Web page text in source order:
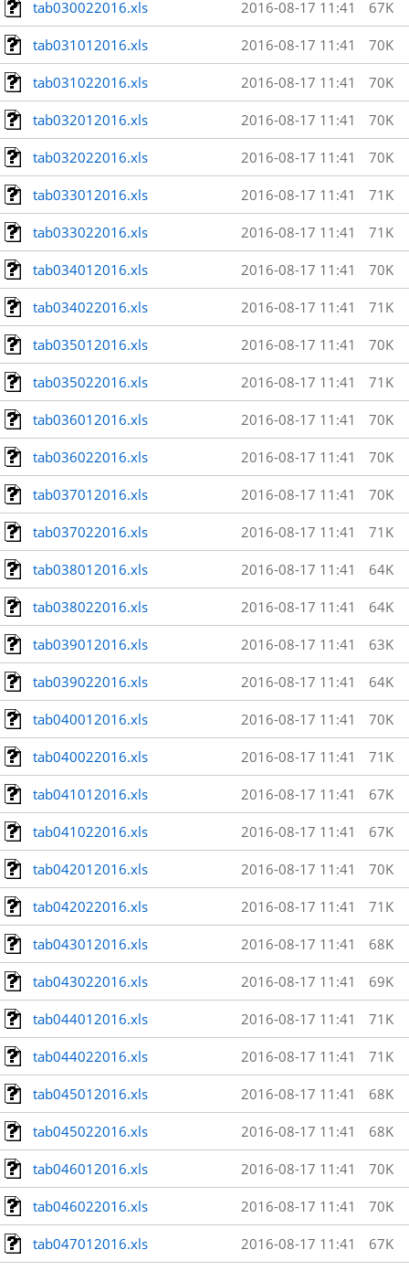
tab030022016.xls 2016-08-17 11:41 67K
tab031012016.xls 2016-08-17 11:41 70K
tab031022016.xls 2016-08-17 11:41 70K
tab032012016.xls 2016-08-17 11:41 70K
tab032022016.xls 2016-08-17 11:41 70K
tab033012016.xls 2016-08-17 11:41 71K
tab033022016.xls 2016-08-17 11:41 71K
tab034012016.xls 2016-08-17 11:41 70K
tab034022016.xls 2016-08-17 11:41 71K
tab035012016.xls 2016-08-17 11:41 70K
tab035022016.xls 2016-08-17 11:41 71K
tab036012016.xls 2016-08-17 11:41 70K
tab036022016.xls 2016-08-17 11:41 70K
tab037012016.xls 2016-08-17 11:41 70K
tab037022016.xls 2016-08-17 11:41 71K
tab038012016.xls 2016-08-17 11:41 64K
tab038022016.xls 2016-08-17 11:41 64K
tab039012016.xls 2016-08-17 11:41 63K
tab039022016.xls 2016-08-17 11:41 64K
tab040012016.xls 2016-08-17 11:41 70K
tab040022016.xls 2016-08-17 11:41 71K
tab041012016.xls 2016-08-17 11:41 67K
tab041022016.xls 2016-08-17 11:41 67K
tab042012016.xls 2016-08-17 11:41 70K
tab042022016.xls 2016-08-17 11:41 71K
tab043012016.xls 2016-08-17 11:41 68K
tab043022016.xls 2016-08-17 11:41 69K
tab044012016.xls 2016-08-17 11:41 71K
tab044022016.xls 2016-08-17 11:41 71K
tab045012016.xls 2016-08-17 11:41 68K
tab045022016.xls 2016-08-17 11:41 68K
tab046012016.xls 2016-08-17 11:41 70K
tab046022016.xls 2016-08-17 11:41 70K
tab047012016.xls 2016-08-17 11:41 67K